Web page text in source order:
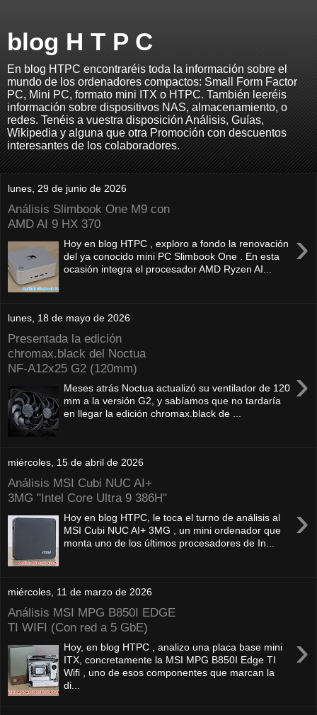
blog H T P C
En blog HTPC encontraréis toda la información sobre el
mundo de los ordenadores compactos: Small Form Factor
PC, Mini PC, formato mini ITX o HTPC. También leeréis
información sobre dispositivos NAS, almacenamiento, o
redes. Tenéis a vuestra disposición Análisis, Guías,
Wikipedia y alguna que otra Promoción con descuentos
interesantes de los colaboradores.
lunes, 29 de junio de 2026
Análisis Slimbook One M9 con
AMD AI 9 HX 370
›
Hoy en blog HTPC , exploro a fondo la renovación
del ya conocido mini PC Slimbook One . En esta
ocasión integra el procesador AMD Ryzen AI...
lunes, 18 de mayo de 2026
Presentada la edición
chromax.black del Noctua
NF‑A12x25 G2 (120mm)
›
Meses atrás Noctua actualizó su ventilador de 120
mm a la versión G2, y sabíamos que no tardaría
en llegar la edición chromax.black de ...
miércoles, 15 de abril de 2026
Análisis MSI Cubi NUC AI+
3MG "Intel Core Ultra 9 386H"
›
Hoy en blog HTPC, le toca el turno de análisis al
MSI Cubi NUC AI+ 3MG , un mini ordenador que
monta uno de los últimos procesadores de In...
miércoles, 11 de marzo de 2026
Análisis MSI MPG B850I EDGE
TI WIFI (Con red a 5 GbE)
›
Hoy, en blog HTPC , analizo una placa base mini
ITX, concretamente la MSI MPG B850I Edge TI
Wifi , uno de esos componentes que marcan la
di...